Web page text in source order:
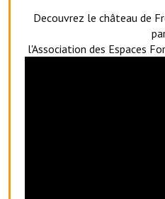
Le foyer de la Planquette
Decouvrez le château de
l'Association des Espaces